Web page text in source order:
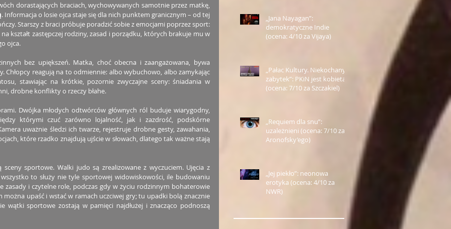
dorastających braciach, wychowywanych samotnie przez matkę,
. Informacja o losie ojca staje się dla nich punktem granicznym – od tej
Starszy z braci próbuje poradzić sobie z emocjami poprzez sport:
kształt zastępczej rodziny, zasad i porządku, których brakuje mu w
ojca.
bez upiększeń. Matka, choć obecna i zaangażowana, bywa
Chłopcy reagują na to odmiennie: albo wybuchowo, albo zamykając
stawiając na krótkie, pozornie zwyczajne sceny: śniadania w
drobne konflikty o rzeczy błahe.
Dwójka młodych odtwórców głównych ról buduje wiarygodny,
którymi czuć zarówno lojalność, jak i zazdrość, podskórne
uważnie śledzi ich twarze, rejestruje drobne gesty, zawahania,
które rzadko znajdują ujście w słowach, dlatego tak ważne stają
sceny sportowe. Walki judo są zrealizowane z wyczuciem. Ujęcia z
to służy nie tyle sportowej widowiskowości, ile budowaniu
zasady i czytelne role, podczas gdy w życiu rodzinnym bohaterowie
można upaść i wstać w ramach uczciwej gry; tu upadki bolą znacznie
wątki sportowe zostają w pamięci najdłużej i znacząco podnoszą
„Jana Nayagan”:
demokratyczne Indie
(ocena: 4/10 za Vijaya)
„Pałac Kultury. Niekochany
zabytek”: PKiN jest kobietą
(ocena: 7/10 za Szczakiel)
„Requiem dla snu”:
uzależnieni (ocena: 7/10 za
Aronofsky’ego)
„Jej piekło”: neonowa
erotyka (ocena: 4/10 za
NWR)